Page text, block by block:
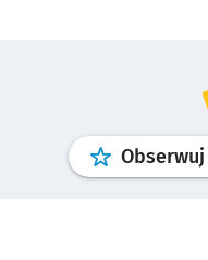
Obserwuj